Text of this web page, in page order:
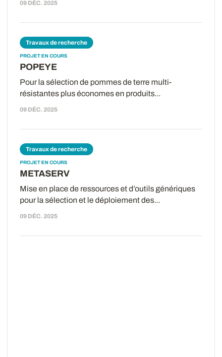
09 DÉC. 2025
Travaux de recherche
PROJET EN COURS
POPEYE
Pour la sélection de pommes de terre multi-
résistantes plus économes en produits...
09 DÉC. 2025
Travaux de recherche
PROJET EN COURS
METASERV
Mise en place de ressources et d’outils génériques
pour la sélection et le déploiement des...
09 DÉC. 2025